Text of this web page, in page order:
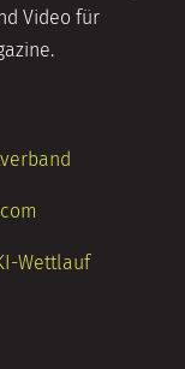
Video für
Wettlauf